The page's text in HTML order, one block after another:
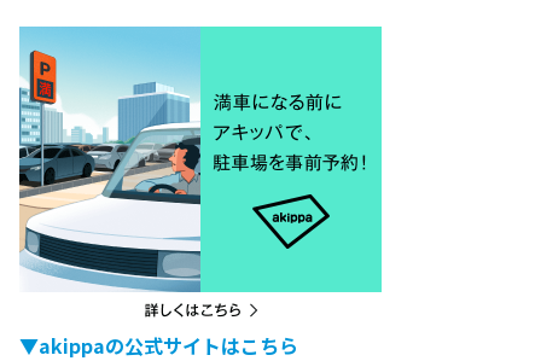
▼akippaの公式サイトはこちら